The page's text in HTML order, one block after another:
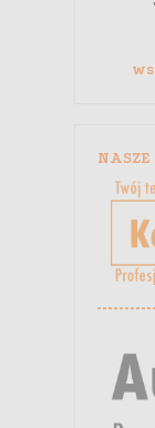
NASZE